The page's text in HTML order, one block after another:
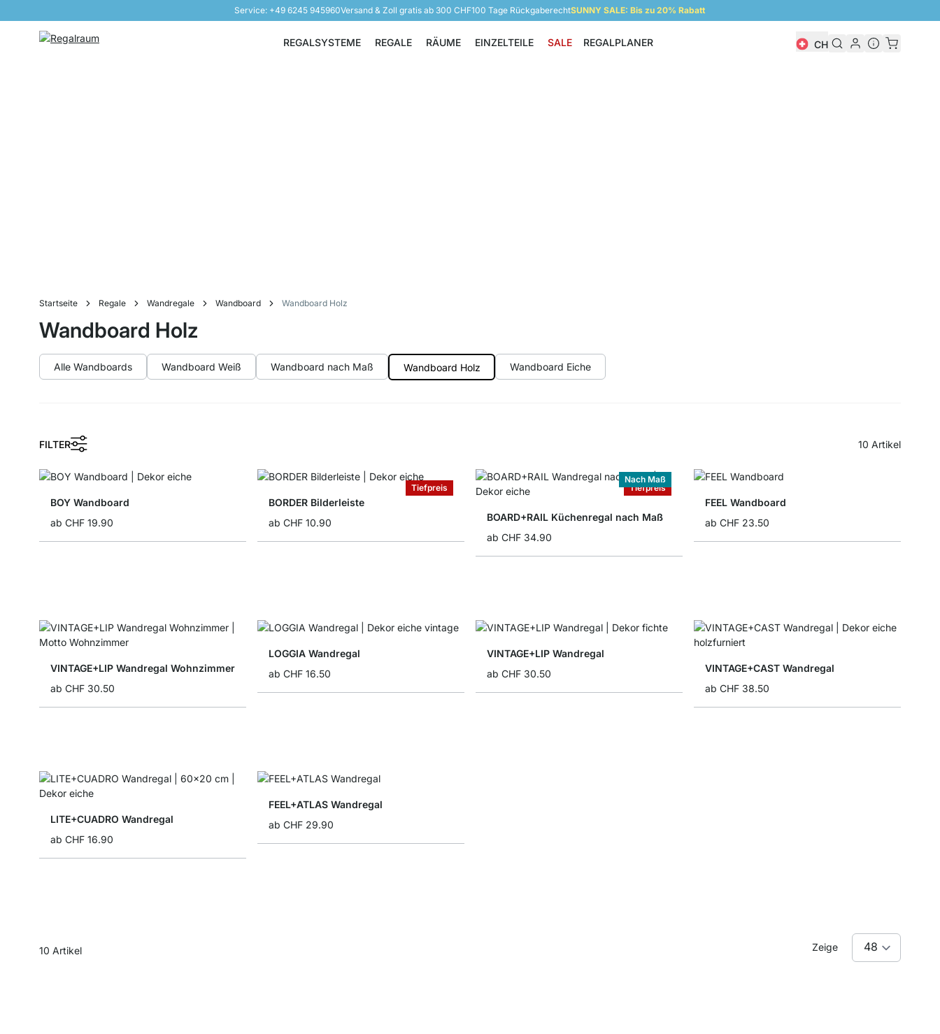
Service: +49 6245 945960Versand & Zoll gratis ab 300 CHF100 Tage RückgaberechtSUNNY SALE: Bis zu 20% Rabatt
REGALSYSTEME
Regalsysteme
REGALE
Regale
RÄUME
Räume
EINZELTEILE
Einzelteile
SALE REGALPLANER CH
Startseite Regale Wandregale Wandboard Wandboard Holz
Wandboard Holz
Alle Wandboards Wandboard Weiß Wandboard nach Maß Wandboard Holz Wandboard Eiche
FILTER 10 Artikel
BOY Wandboard
ab CHF 19.90
Tiefpreis
BORDER Bilderleiste
ab CHF 10.90
Tiefpreis
Nach Maß
BOARD+RAIL Küchenregal nach Maß
ab CHF 34.90
FEEL Wandboard
ab CHF 23.50
VINTAGE+LIP Wandregal Wohnzimmer
ab CHF 30.50
LOGGIA Wandregal
ab CHF 16.50
VINTAGE+LIP Wandregal
ab CHF 30.50
VINTAGE+CAST Wandregal
ab CHF 38.50
LITE+CUADRO Wandregal
ab CHF 16.90
FEEL+ATLAS Wandregal
ab CHF 29.90
10 Artikel Zeige